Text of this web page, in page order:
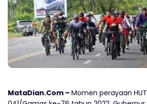
MataDian.Com – Momen perayaan